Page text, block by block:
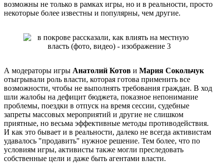
возможны не только в рамках игры, но и в реальности, просто
некоторые более известны и популярны, чем другие.
А модераторы игры Анатолий Котов и Мария Сокольчук
отыгрывали роль власти, которая готова применить все
возможности, чтобы не выполнять требования граждан. В ход
шли жалобы на дефицит бюджета, показное непонимание
проблемы, поездки в отпуск на время сессии, судебные
запреты массовых мероприятий и другие не слишком
приятные, но весьма эффективные методы противодействия.
И как это бывает и в реальности, далеко не всегда активистам
удавалось "продавить" нужное решение. Тем более, что по
условиям игры, активисты также могли преследовать
собственные цели и даже быть агентами власти.